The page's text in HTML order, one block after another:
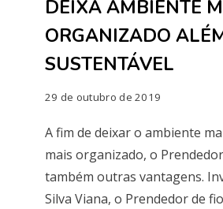
DEIXA AMBIENTE
ORGANIZADO
SUSTENTÁVEL
29 de outubro de 2019
A fim de deixar o ambiente
mais organizado, o
também outras vantagens.
Silva Viana, o Prendedor de